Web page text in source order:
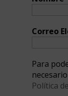
Correo
Para
Política